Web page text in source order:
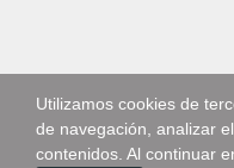
Utilizamos cookies de
de navegación, analizar
contenidos. Al continuar